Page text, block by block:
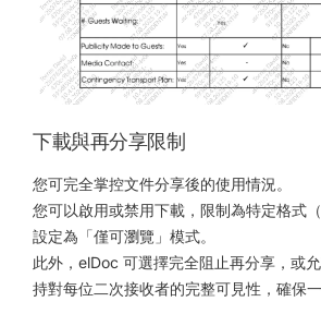
下載與再分享限制
您可完全掌控文件分享後的使用情況。
您可以啟用或禁用下載，限制為特定格式
設定為「僅可瀏覽」模式。
此外，elDoc 可選擇完全阻止再分享，或
持對每位二次接收者的完整可見性，確保